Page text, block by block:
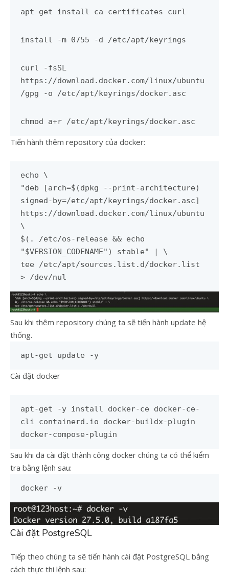
apt-get install ca-certificates curl
install -m 0755 -d /etc/apt/keyrings
curl -fsSL
https://download.docker.com/linux/ubuntu
/gpg -o /etc/apt/keyrings/docker.asc
chmod a+r /etc/apt/keyrings/docker.asc
Tiến hành thêm repository của docker:
echo \
"deb [arch=$(dpkg --print-architecture)
signed-by=/etc/apt/keyrings/docker.asc]
https://download.docker.com/linux/ubuntu
\
$(. /etc/os-release && echo
"$VERSION_CODENAME") stable" | \
tee /etc/apt/sources.list.d/docker.list
> /dev/nul
Sau khi thêm repository chúng ta sẽ tiến hành update hệ
thống.
apt-get update -y
Cài đặt docker
apt-get -y install docker-ce docker-ce-
cli containerd.io docker-buildx-plugin
docker-compose-plugin
Sau khi đã cài đặt thành công docker chúng ta có thể kiểm
tra bằng lệnh sau:
docker -v
Cài đặt PostgreSQL
Tiếp theo chúng ta sẽ tiến hành cài đặt PostgreSQL bằng
cách thực thi lệnh sau: